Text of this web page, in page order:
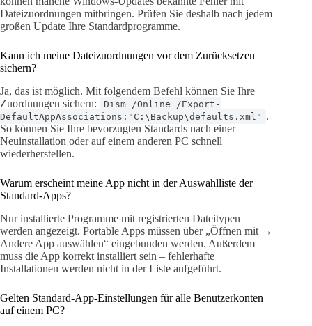
Dateizuordnungen mitbringen. Prüfen Sie deshalb nach jedem
großen Update Ihre Standardprogramme.
Kann ich meine Dateizuordnungen vor dem Zurücksetzen
sichern?
Ja, das ist möglich. Mit folgendem Befehl können Sie Ihre
Zuordnungen sichern:
Dism /Online /Export-
DefaultAppAssociations:"C:\Backup\defaults.xml" .
So können Sie Ihre bevorzugten Standards nach einer
Neuinstallation oder auf einem anderen PC schnell
wiederherstellen.
Warum erscheint meine App nicht in der Auswahlliste der
Standard-Apps?
Nur installierte Programme mit registrierten Dateitypen
werden angezeigt. Portable Apps müssen über „Öffnen mit →
Andere App auswählen“ eingebunden werden. Außerdem
muss die App korrekt installiert sein – fehlerhafte
Installationen werden nicht in der Liste aufgeführt.
Gelten Standard-App-Einstellungen für alle Benutzerkonten
auf einem PC?